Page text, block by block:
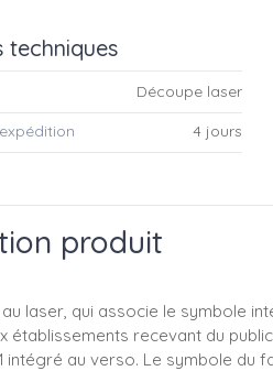
techniques
Découpe laser
4 jours
produit
laser, qui associe le symbole
recevant du
au verso. Le symbole du